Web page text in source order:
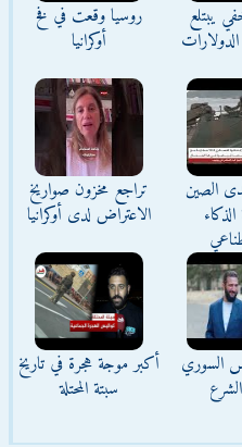
يبتلع
روسيا وقعت في فخ
أوكرانيا
الصين
تراجع مخزون صواريخ
الاعتراض لدى أوكرانيا
السوري
أكبر موجة هجرة في تاريخ
سبتة المحتلة